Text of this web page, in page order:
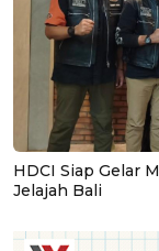
HDCI Siap Gelar
Jelajah Bali